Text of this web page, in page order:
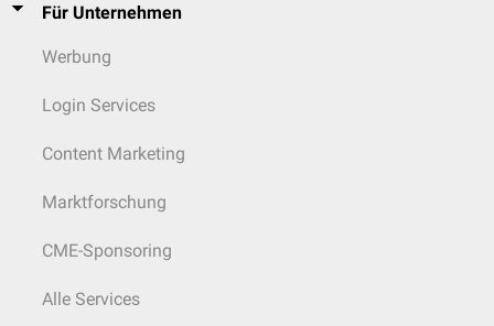
Für Unternehmen
Werbung
Login Services
Content Marketing
Marktforschung
CME-Sponsoring
Alle Services